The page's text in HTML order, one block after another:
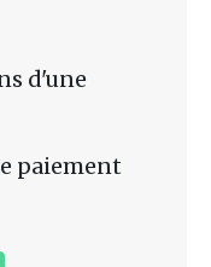
d'une
paiement